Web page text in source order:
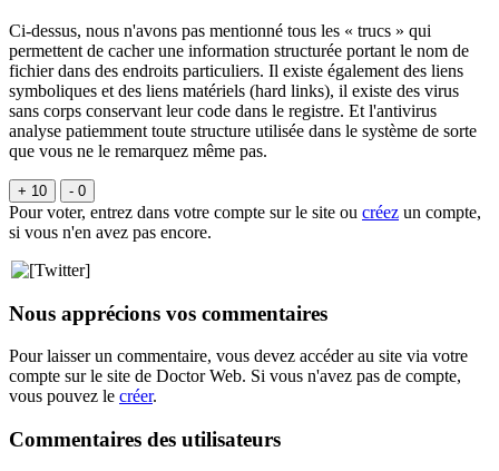
Ci-dessus, nous n'avons pas mentionné tous les « trucs » qui
permettent de cacher une information structurée portant le nom de
fichier dans des endroits particuliers. Il existe également des liens
symboliques et des liens matériels (hard links), il existe des virus
sans corps conservant leur code dans le registre. Et l'antivirus
analyse patiemment toute structure utilisée dans le système de sorte
que vous ne le remarquez même pas.
+ 10 - 0
Pour voter, entrez dans votre compte sur le site ou créez un compte,
si vous n'en avez pas encore.
Nous apprécions vos commentaires
Pour laisser un commentaire, vous devez accéder au site via votre
compte sur le site de Doctor Web. Si vous n'avez pas de compte,
vous pouvez le créer.
Commentaires des utilisateurs